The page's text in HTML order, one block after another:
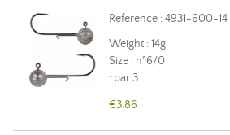
Reference : 4931-600-14
Weight : 14g
Size : n°6/0
: par 3
€3.86